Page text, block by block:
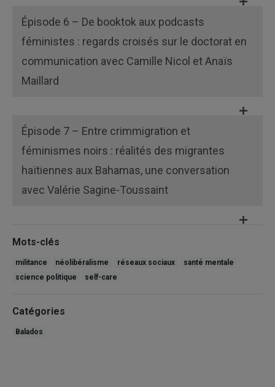
Épisode 6 – De booktok aux podcasts
féministes : regards croisés sur le doctorat en
communication avec Camille Nicol et Anaïs
Maillard
Épisode 7 – Entre crimmigration et
féminismes noirs : réalités des migrantes
haïtiennes aux Bahamas, une conversation
avec Valérie Sagine-Toussaint
Mots-clés
militance néolibéralisme réseaux sociaux
santé mentale
science politique
self-care
Catégories
Balados